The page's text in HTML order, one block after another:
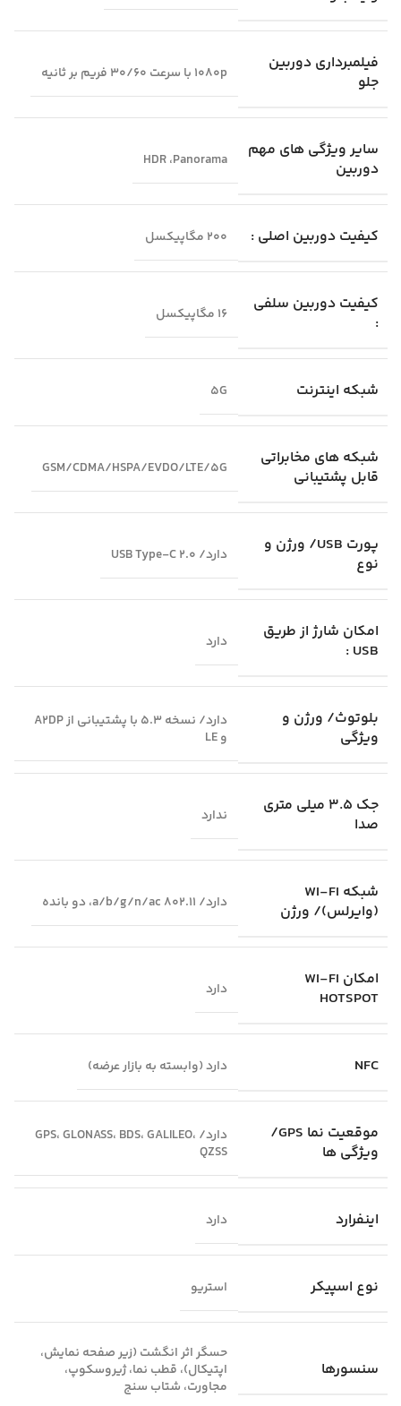
فیلمبرداری دوربین
جلو
1080p با سرعت 30/60 فریم بر ثانیه
سایر ویژگی‌ های مهم
دوربین
HDR ،Panorama
کیفیت دوربین اصلی : 200 مگاپیکسل
کیفیت دوربین سلفی
:
16 مگاپیکسل
شبکه اینترنت 5G
شبکه‌ های مخابراتی
قابل پشتیبانی
GSM/CDMA/HSPA/EVDO/LTE/5G
پورت USB/ ورژن و
نوع
دارد/ USB Type-C 2.0
امکان شارژ از طریق
USB :
دارد
بلوتوث/ ورژن و
ویژگی
دارد/ نسخه 5.3 با پشتیبانی از A2DP
و LE
جک 3.5 میلی متری
صدا
ندارد
شبکه WI-FI
(وایرلس)/ ورژن
دارد/ 802.11 a/b/g/n/ac، دو بانده
امکان WI-FI
HOTSPOT
دارد
NFC دارد (وابسته به بازار عرضه)
موقعیت‌ نما GPS/
ویژگی‌ ها
دارد/ GPS، GLONASS، BDS، GALILEO،
QZSS
اینفرارد دارد
نوع اسپیکر استریو
سنسورها
حسگر اثر انگشت (زیر صفحه نمایش،
اپتیکال)، قطب نما، ژیروسکوپ،
مجاورت، شتاب سنج